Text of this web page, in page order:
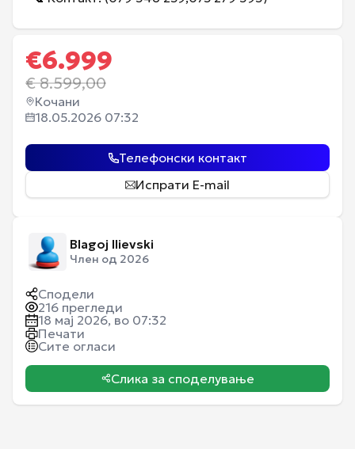
€6.999
€8.599,00
Кочани
18.05.2026 07:32
Телефонски контакт
Испрати E-mail
Blagoj Ilievski
Член од 2026
Сподели
216 прегледи
18 мај 2026, во 07:32
Печати
Сите огласи
Слика за споделување